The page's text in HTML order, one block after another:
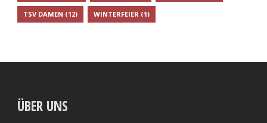
TSV DAMEN (12) WINTERFEIER (1)
ÜBER UNS